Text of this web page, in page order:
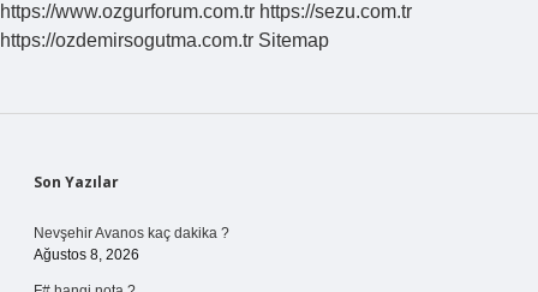
https://www.ozgurforum.com.tr https://sezu.com.tr
https://ozdemirsogutma.com.tr Sitemap
Sidebar
Son Yazılar
Nevşehir Avanos kaç dakika ?
Ağustos 8, 2026